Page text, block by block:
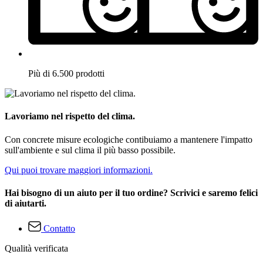
Più di 6.500 prodotti
Lavoriamo nel rispetto del clima.
Con concrete misure ecologiche contibuiamo a mantenere l'impatto
sull'ambiente e sul clima il più basso possibile.
Qui puoi trovare maggiori informazioni.
Hai bisogno di un aiuto per il tuo ordine? Scrivici e saremo felici
di aiutarti.
Contatto
Qualità verificata